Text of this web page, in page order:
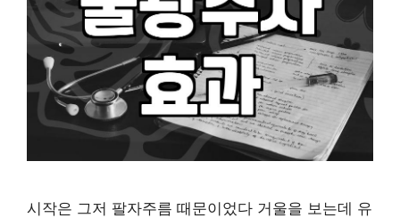
시작은 그저 팔자주름 때문이었다 거울을 보는데 유